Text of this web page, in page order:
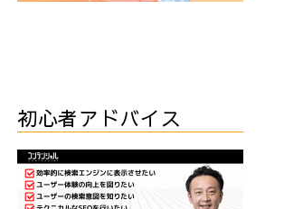
初心者アドバイス